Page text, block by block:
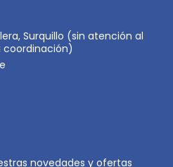
Surquillo (sin atención al
coordinación)
novedades y ofertas